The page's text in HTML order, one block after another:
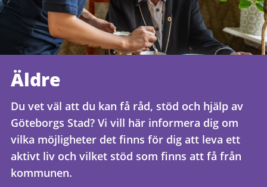
Äldre
Du vet väl att du kan få råd, stöd och hjälp av
Göteborgs Stad? Vi vill här informera dig om
vilka möjligheter det finns för dig att leva ett
aktivt liv och vilket stöd som finns att få från
kommunen.